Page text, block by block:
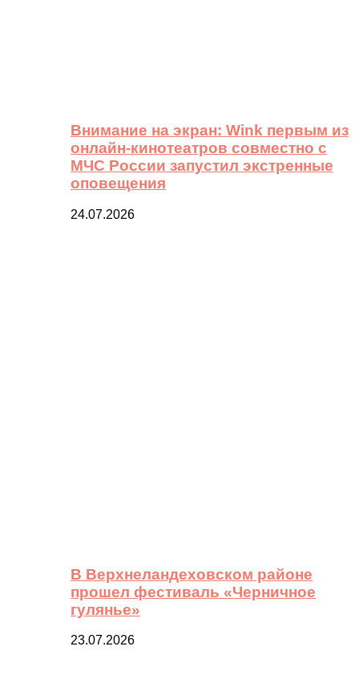
Внимание на экран: Wink первым из
онлайн-кинотеатров совместно с
МЧС России запустил экстренные
оповещения
24.07.2026
В Верхнеландеховском районе
прошел фестиваль «Черничное
гулянье»
23.07.2026